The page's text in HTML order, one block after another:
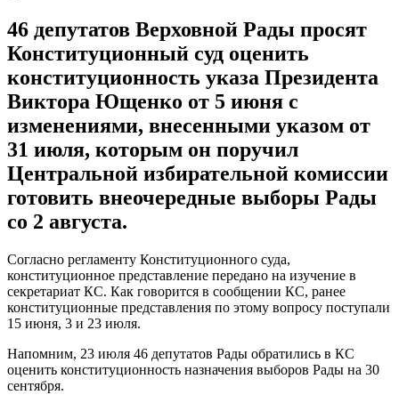
46 депутатов Верховной Рады просят
Конституционный суд оценить
конституционность указа Президента
Виктора Ющенко от 5 июня с
изменениями, внесенными указом от
31 июля, которым он поручил
Центральной избирательной комиссии
готовить внеочередные выборы Рады
со 2 августа.
Согласно регламенту Конституционного суда,
конституционное представление передано на изучение в
секретариат КС. Как говорится в сообщении КС, ранее
конституционные представления по этому вопросу поступали
15 июня, 3 и 23 июля.
Напомним, 23 июля 46 депутатов Рады обратились в КС
оценить конституционность назначения выборов Рады на 30
сентября.